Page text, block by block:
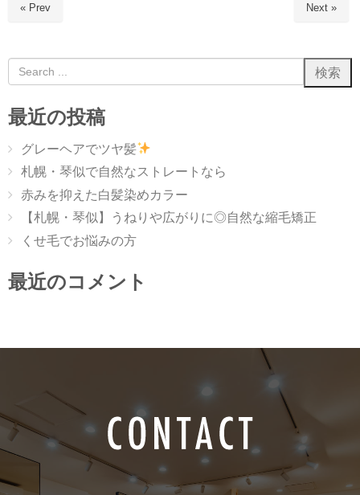
« Prev Next »
最近の投稿
グレーヘアでツヤ髪
札幌・琴似で自然なストレートなら
赤みを抑えた白髪染めカラー
【札幌・琴似】うねりや広がりに◎自然な縮毛矯正
くせ毛でお悩みの方
最近のコメント